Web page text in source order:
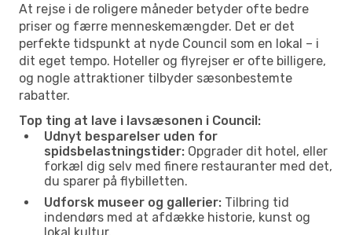
At rejse i de roligere måneder betyder ofte bedre
priser og færre menneskemængder. Det er det
perfekte tidspunkt at nyde Council som en lokal – i
dit eget tempo. Hoteller og flyrejser er ofte billigere,
og nogle attraktioner tilbyder sæsonbestemte
rabatter.
Top ting at lave i lavsæsonen i Council:
Udnyt besparelser uden for
spidsbelastningstider: Opgrader dit hotel, eller
forkæl dig selv med finere restauranter med det,
du sparer på flybilletten.
Udforsk museer og gallerier: Tilbring tid
indendørs med at afdække historie, kunst og